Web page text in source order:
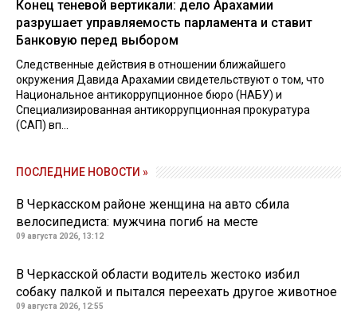
Конец теневой вертикали: дело Арахамии
разрушает управляемость парламента и ставит
Банковую перед выбором
Следственные действия в отношении ближайшего
окружения Давида Арахамии свидетельствуют о том, что
Национальное антикоррупционное бюро (НАБУ) и
Специализированная антикоррупционная прокуратура
(САП) вп...
ПОСЛЕДНИЕ НОВОСТИ »
В Черкасском районе женщина на авто сбила
велосипедиста: мужчина погиб на месте
09 августа 2026, 13:12
В Черкасской области водитель жестоко избил
собаку палкой и пытался переехать другое животное
09 августа 2026, 12:55